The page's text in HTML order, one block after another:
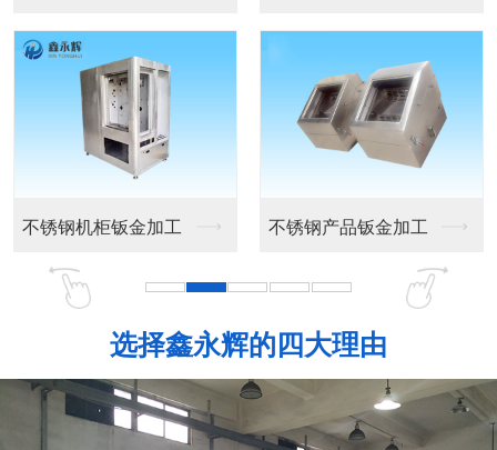
设备机箱外壳 机箱外壳定做
选择鑫永辉的四大理由